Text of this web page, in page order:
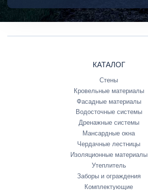
КАТАЛОГ
Стены
Кровельные материалы
Фасадные материалы
Водосточные системы
Дренажные системы
Мансардные окна
Чердачные лестницы
Изоляционные материалы
Утеплитель
Заборы и ограждения
Комплектующие